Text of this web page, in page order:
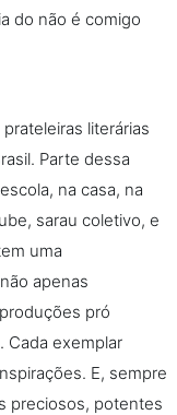
do não é comigo
literárias
Parte dessa
na casa, na
sarau coletivo, e
uma
apenas
pró
Cada exemplar
E, sempre
preciosos, potentes